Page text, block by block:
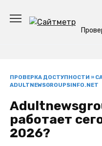
содержанию
ПРОВЕРКА ДОСТУПНОСТИ »
ADULTNEWSGROUPSINFO.NET
работает
2026?